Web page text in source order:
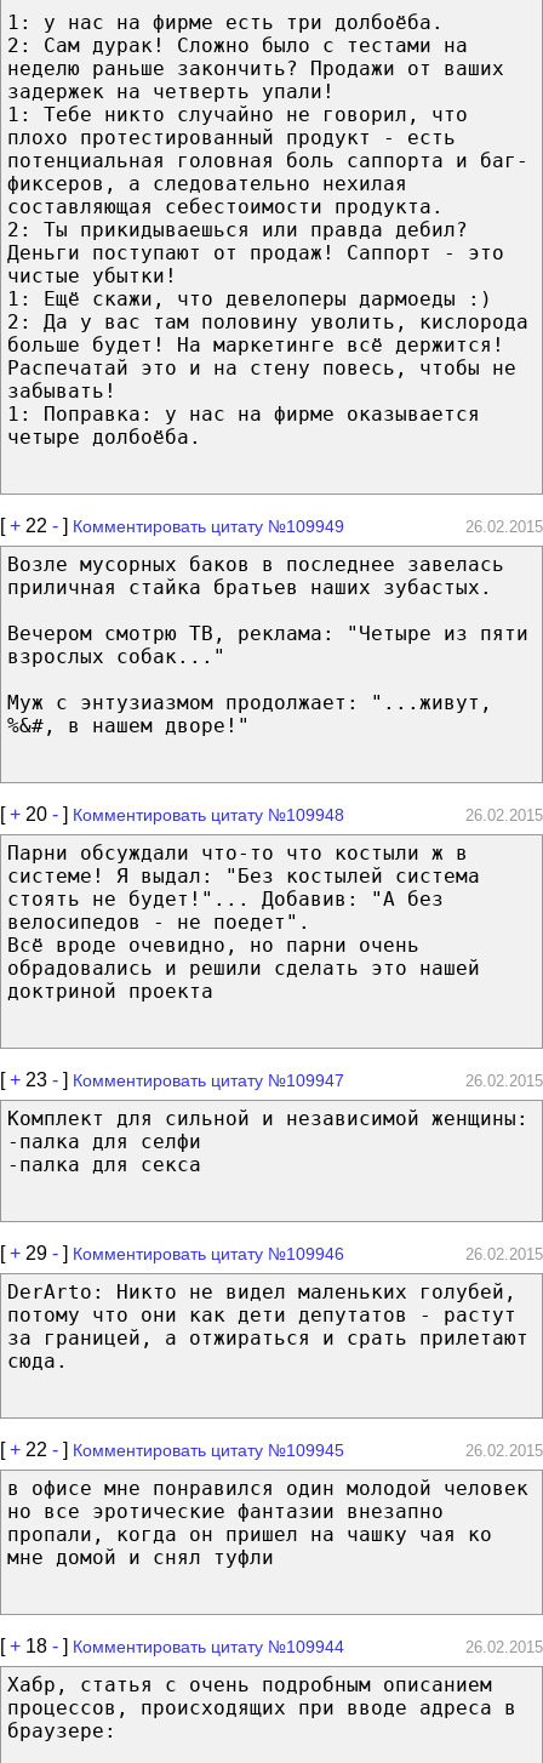
1: у нас на фирме есть три долбоёба.
2: Сам дурак! Сложно было с тестами на
неделю раньше закончить? Продажи от ваших
задержек на четверть упали!
1: Тебе никто случайно не говорил, что
плохо протестированный продукт - есть
потенциальная головная боль саппорта и баг-
фиксеров, а следовательно нехилая
составляющая себестоимости продукта.
2: Ты прикидываешься или правда дебил?
Деньги поступают от продаж! Саппорт - это
чистые убытки!
1: Ещё скажи, что девелоперы дармоеды :)
2: Да у вас там половину уволить, кислорода
больше будет! На маркетинге всё держится!
Распечатай это и на стену повесь, чтобы не
забывать!
1: Поправка: у нас на фирме оказывается
четыре долбоёба.
[+ 22 - ] Комментировать цитату №109949 26.02.2015
Возле мусорных баков в последнее завелась
приличная стайка братьев наших зубастых.
Вечером смотрю ТВ, реклама: "Четыре из пяти
взрослых собак..."
Муж с энтузиазмом продолжает: "...живут,
%&#, в нашем дворе!"
[+ 20 - ] Комментировать цитату №109948 26.02.2015
Парни обсуждали что-то что костыли ж в
системе! Я выдал: "Без костылей система
стоять не будет!"... Добавив: "А без
велосипедов - не поедет".
Всё вроде очевидно, но парни очень
обрадовались и решили сделать это нашей
доктриной проекта
[+ 23 - ] Комментировать цитату №109947 26.02.2015
Комплект для сильной и независимой женщины:
-палка для селфи
-палка для секса
[+ 29 - ] Комментировать цитату №109946 26.02.2015
DerArto: Никто не видел маленьких голубей,
потому что они как дети депутатов - растут
за границей, а отжираться и срать прилетают
сюда.
[+ 22 - ] Комментировать цитату №109945 26.02.2015
в офисе мне понравился один молодой человек
но все эротические фантазии внезапно
пропали, когда он пришел на чашку чая ко
мне домой и снял туфли
[+ 18 - ] Комментировать цитату №109944 26.02.2015
Хабр, статья с очень подробным описанием
процессов, происходящих при вводе адреса в
браузере: